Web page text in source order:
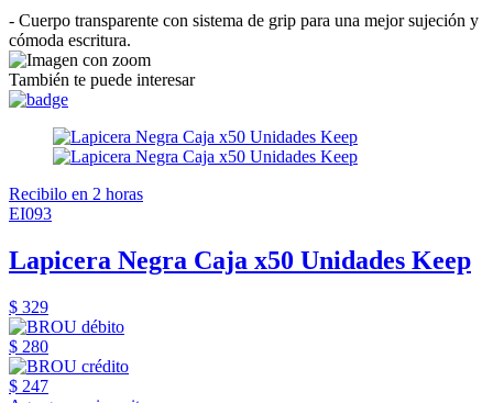
- Cuerpo transparente con sistema de grip para una mejor sujeción y
cómoda escritura.
También te puede interesar
Recibilo en 2 horas
EI093
Lapicera Negra Caja x50 Unidades Keep
$ 329
$ 280
$ 247